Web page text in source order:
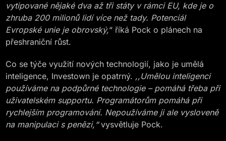
vytipované nějaké dva až tři státy v rámci EU, kde je o
zhruba 200 milionů lidí více než tady. Potenciál
Evropské unie je obrovský,“ říká Pock o plánech na
přeshraniční růst.
Co se týče využití nových technologií, jako je umělá
inteligence, Investown je opatrný. ,,Umělou inteligenci
používáme na podpůrné technologie – pomáhá třeba při
uživatelském supportu. Programátorům pomáhá při
rychlejším programování. Nepoužíváme ji ale vysloveně
na manipulaci s penězi,“vysvětluje Pock.